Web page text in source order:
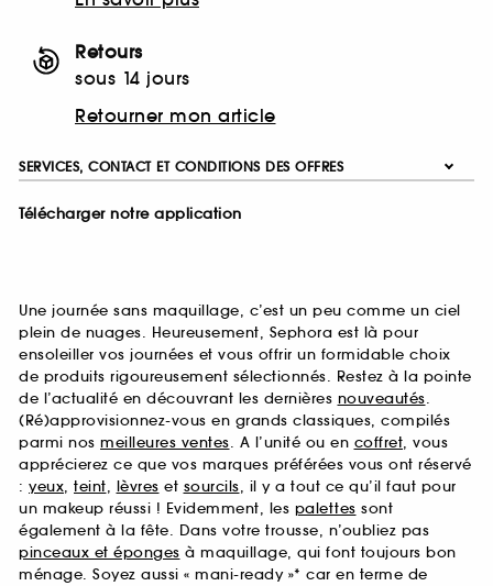
Retours
sous 14 jours
Retourner mon article
SERVICES, CONTACT ET CONDITIONS DES OFFRES
Télécharger notre application
Une journée sans maquillage, c’est un peu comme un ciel
plein de nuages. Heureusement, Sephora est là pour
ensoleiller vos journées et vous offrir un formidable choix
de produits rigoureusement sélectionnés. Restez à la pointe
de l’actualité en découvrant les dernières nouveautés.
(Ré)approvisionnez-vous en grands classiques, compilés
parmi nos meilleures ventes. A l’unité ou en coffret, vous
apprécierez ce que vos marques préférées vous ont réservé
: yeux, teint, lèvres et sourcils, il y a tout ce qu’il faut pour
un makeup réussi ! Evidemment, les palettes sont
également à la fête. Dans votre trousse, n’oubliez pas
pinceaux et éponges à maquillage, qui font toujours bon
ménage. Soyez aussi « mani-ready »* car en terme de